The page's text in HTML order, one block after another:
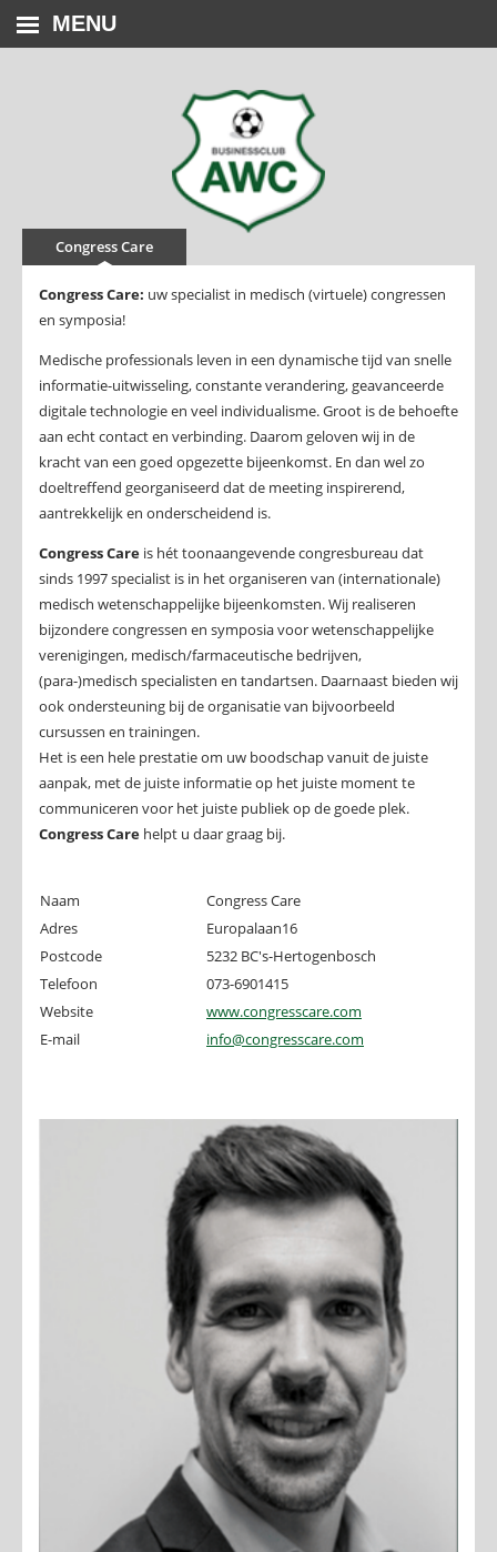
MENU
Congress Care
Congress Care: uw specialist in medisch (virtuele) congressen
en symposia!
Medische professionals leven in een dynamische tijd van snelle
informatie-uitwisseling, constante verandering, geavanceerde
digitale technologie en veel individualisme. Groot is de behoefte
aan echt contact en verbinding. Daarom geloven wij in de
kracht van een goed opgezette bijeenkomst. En dan wel zo
doeltreffend georganiseerd dat de meeting inspirerend,
aantrekkelijk en onderscheidend is.
Congress Care is hét toonaangevende congresbureau dat
sinds 1997 specialist is in het organiseren van (internationale)
medisch wetenschappelijke bijeenkomsten. Wij realiseren
bijzondere congressen en symposia voor wetenschappelijke
verenigingen, medisch/farmaceutische bedrijven,
(para-)medisch specialisten en tandartsen. Daarnaast bieden wij
ook ondersteuning bij de organisatie van bijvoorbeeld
cursussen en trainingen.
Het is een hele prestatie om uw boodschap vanuit de juiste
aanpak, met de juiste informatie op het juiste moment te
communiceren voor het juiste publiek op de goede plek.
Congress Care helpt u daar graag bij.
Naam
Congress Care
Adres
Europalaan16
Postcode
5232 BC's-Hertogenbosch
Telefoon
073-6901415
Website
www.congresscare.com
E-mail
info@congresscare.com